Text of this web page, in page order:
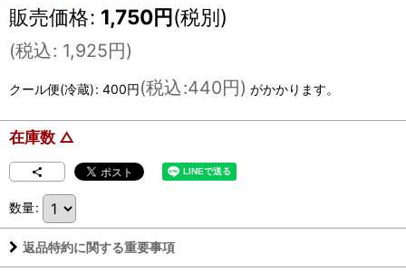
販売価格: 1,750円(税別)
(税込: 1,925円)
クール便(冷蔵): 400円(税込:440円) がかかります。
在庫数 △
数量:
返品特約に関する重要事項